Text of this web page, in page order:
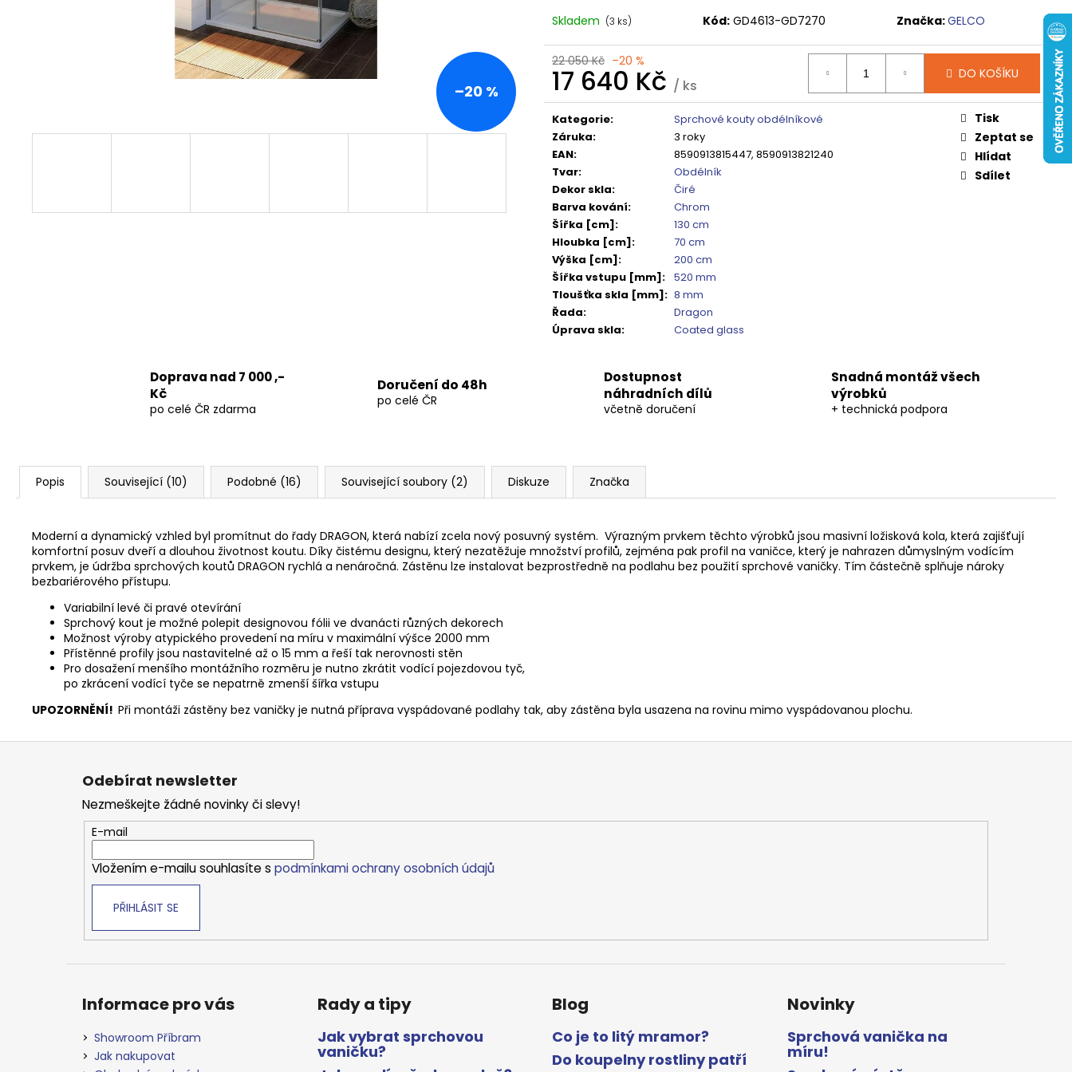
Skladem (3 ks) Kód: GD4613-GD7270 Značka:GELCO
22 050 Kč –20 %
17 640 Kč / ks
Měrná
cena:
DO KOŠÍKU
Kategorie:
Sprchové kouty obdélníkové
Záruka:
3 roky
EAN:
8590913815447, 8590913821240
Tvar:
Obdélník
Dekor skla:
Čiré
Barva kování:
Chrom
Šířka [cm]:
130 cm
Hloubka [cm]:
70 cm
Výška [cm]:
200 cm
Šířka vstupu [mm]: 520 mm
Tloušťka skla [mm]: 8 mm
Řada:
Dragon
Úprava skla: Coated glass
Tisk
Zeptat se
Hlídat
Sdílet
–20 %
Doprava nad 7 000 ,-
Kč
po celé ČR zdarma
Doručení do 48h
po celé ČR
Dostupnost
náhradních dílů
včetně doručení
Snadná montáž všech
výrobků
+ technická podpora
Popis Související (10) Podobné (16) Související soubory (2) Diskuze Značka
Moderní a dynamický vzhled byl promítnut do řady DRAGON, která nabízí zcela nový posuvný systém. Výrazným prvkem těchto výrobků jsou masivní ložisková kola, která zajišťují
komfortní posuv dveří a dlouhou životnost koutu. Díky čistému designu, který nezatěžuje množství profilů, zejména pak profil na vaničce, který je nahrazen důmyslným vodícím
prvkem, je údržba sprchových koutů DRAGON rychlá a nenáročná. Zástěnu lze instalovat bezprostředně na podlahu bez použití sprchové vaničky. Tím částečně splňuje nároky
bezbariérového přístupu.
Variabilní levé či pravé otevírání
Sprchový kout je možné polepit designovou fólii ve dvanácti různých dekorech
Možnost výroby atypického provedení na míru v maximální výšce 2000 mm
Přístěnné profily jsou nastavitelné až o 15 mm a řeší tak nerovnosti stěn
Pro dosažení menšího montážního rozměru je nutno zkrátit vodící pojezdovou tyč,
po zkrácení vodící tyče se nepatrně zmenší šířka vstupu
UPOZORNĚNÍ! Při montáži zástěny bez vaničky je nutná příprava vyspádované podlahy tak, aby zástěna byla usazena na rovinu mimo vyspádovanou plochu.
15 100 Kč
5 240 Kč
Původně:
16 792 Kč
Z
Odebírat newsletter
Nezmeškejte žádné novinky či slevy!
E-mail
Vložením e-mailu souhlasíte s podmínkami ochrany osobních údajů
PŘIHLÁSIT SE
Informace pro vás
Showroom Příbram
Jak nakupovat
Rady a tipy
Jak vybrat sprchovou
vaničku?
Blog
Co je to litý mramor?
Do koupelny rostliny patří
Novinky
Sprchová vanička na
míru!